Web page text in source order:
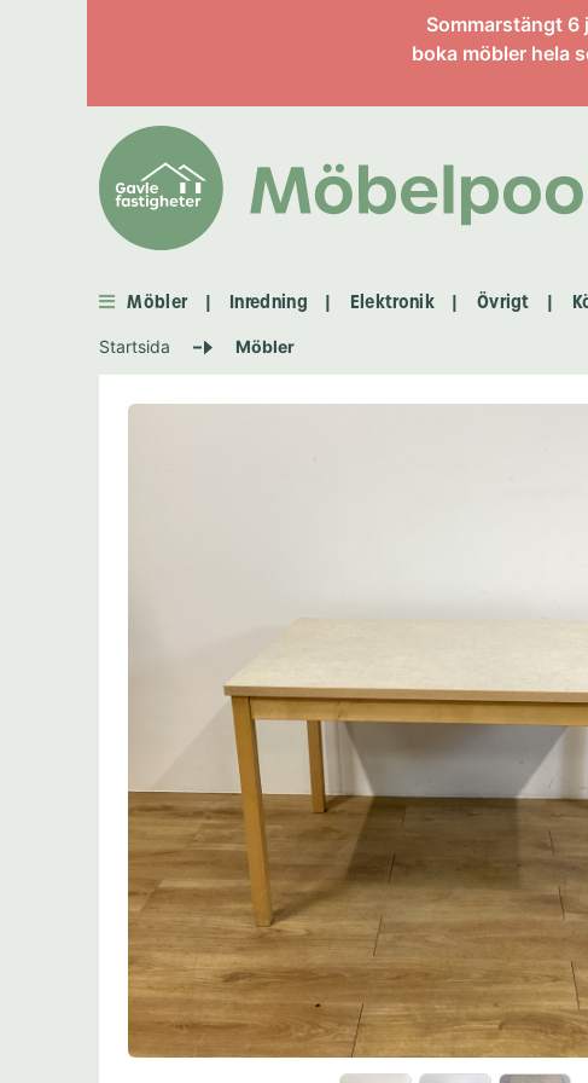
Sommarstängt 6
boka möbler hela
Möbler | Inredning | Elektronik | Övrigt |
Startsida Möbler
Information om enskild